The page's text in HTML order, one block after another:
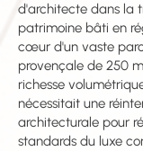
d'architecte dans la
patrimoine bâti en
cœur d'un vaste
provençale de 250
richesse
nécessitait une
architecturale pour
standards du luxe